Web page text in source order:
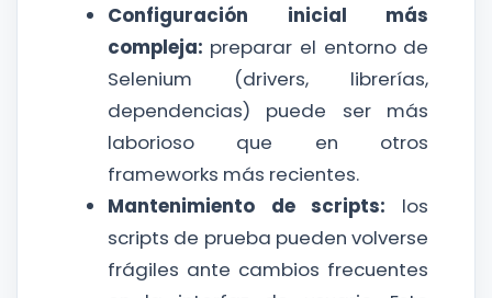
Configuración inicial más
compleja: preparar el entorno de
Selenium (drivers, librerías,
dependencias) puede ser más
laborioso que en otros
frameworks más recientes.
Mantenimiento de scripts: los
scripts de prueba pueden volverse
frágiles ante cambios frecuentes